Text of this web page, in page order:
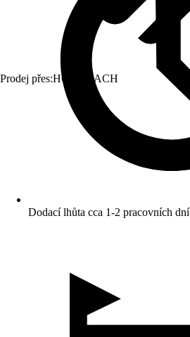
Prodej přes:HORNBACH
Dodací lhůta cca 1-2 pracovních dní